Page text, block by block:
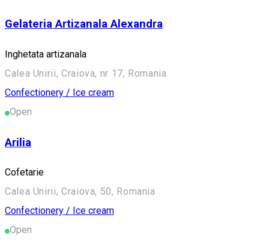
Gelateria Artizanala Alexandra
Inghetata artizanala
Calea Unirii, Craiova, nr 17, Romania
Confectionery / Ice cream
Open
Arilia
Cofetarie
Calea Unirii, Craiova, 50, Romania
Confectionery / Ice cream
Open